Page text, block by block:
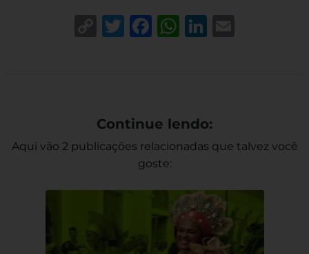
CopyTwitter
Facebook
WhatsApp
LinkedIn
Continue lendo:
Aqui vão 2 publicações relacionadas que talvez você
goste: